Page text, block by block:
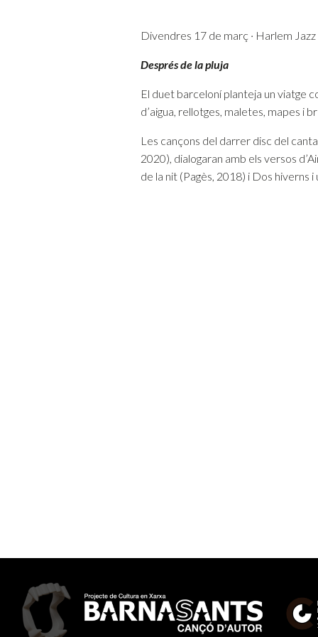
Divendres 17 de març · Harlem
Després de la pluja
El duet barceloní planteja un viatge
d’aigua, rellotges, maletes, mapes i
Les cançons del darrer disc del
2020), dialogaran amb els versos
de la nit (Pagès, 2018) i Dos hiverns